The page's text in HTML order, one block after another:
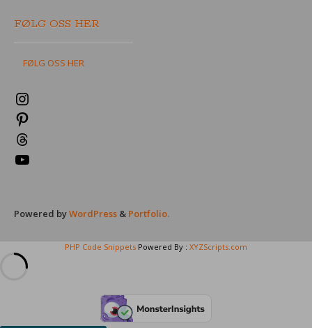
FØLG OSS HER
FØLG OSS HER
Powered byWordPress & Portfolio.
PHP Code Snippets Powered By : XYZScripts.com